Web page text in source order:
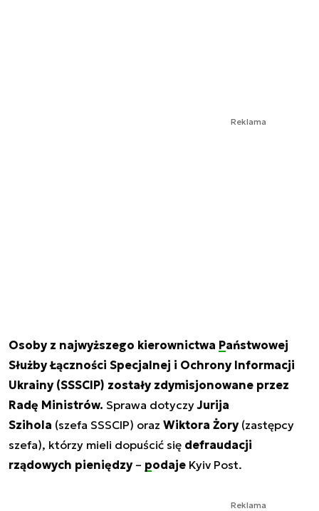
Reklama
Osoby z najwyższego kierownictwa Państwowej
Służby Łączności Specjalnej i Ochrony Informacji
Ukrainy(SSSCIP) zostały zdymisjonowane przez
Radę Ministrów. Sprawa dotyczyJurija
Szihola (szefa SSSCIP) oraz Wiktora Żory(zastępcy
szefa), którzy mieli dopuścić się defraudacji
rządowych pieniędzy– podaje Kyiv Post.
Reklama